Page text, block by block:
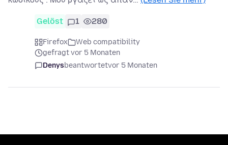
Gelöst 1 280
Firefox
Web compatibility
gefragt vor 5 Monaten
Denysbeantwortetvor 5 Monaten